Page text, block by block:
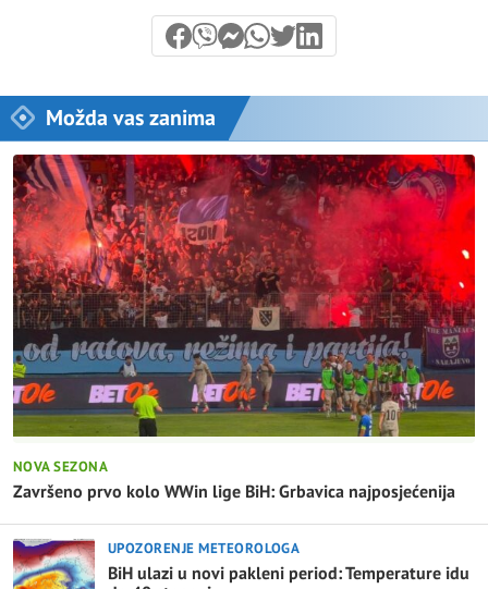
Možda vas zanima
NOVA SEZONA
Završeno prvo kolo WWin lige BiH: Grbavica najposjećenija
UPOZORENJE METEOROLOGA
BiH ulazi u novi pakleni period: Temperature idu